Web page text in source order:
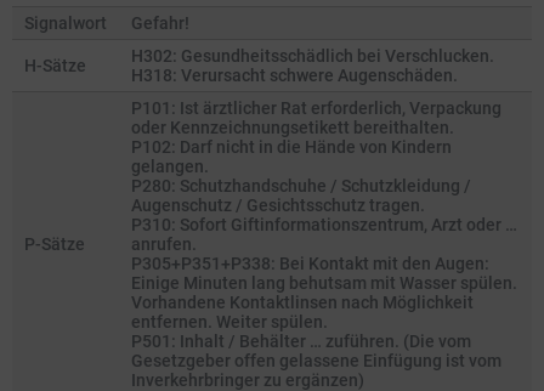
Signalwort Gefahr!
H-Sätze
H302: Gesundheitsschädlich bei Verschlucken.
H318: Verursacht schwere Augenschäden.
P-Sätze
P101: Ist ärztlicher Rat erforderlich, Verpackung
oder Kennzeichnungsetikett bereithalten.
P102: Darf nicht in die Hände von Kindern
gelangen.
P280: Schutzhandschuhe / Schutzkleidung /
Augenschutz / Gesichtsschutz tragen.
P310: Sofort Giftinformationszentrum, Arzt oder …
anrufen.
P305+P351+P338: Bei Kontakt mit den Augen:
Einige Minuten lang behutsam mit Wasser spülen.
Vorhandene Kontaktlinsen nach Möglichkeit
entfernen. Weiter spülen.
P501: Inhalt / Behälter … zuführen. (Die vom
Gesetzgeber offen gelassene Einfügung ist vom
Inverkehrbringer zu ergänzen)